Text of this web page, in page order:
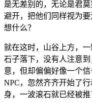
是无差别的，无论是君
避开，把他们同样视为
想什么？
就在这时，山谷上方，一
石子落下，没有人注意
意，但却偏偏好像一个
NPC，忽然齐齐开始了
身，一波滚石就已经被推